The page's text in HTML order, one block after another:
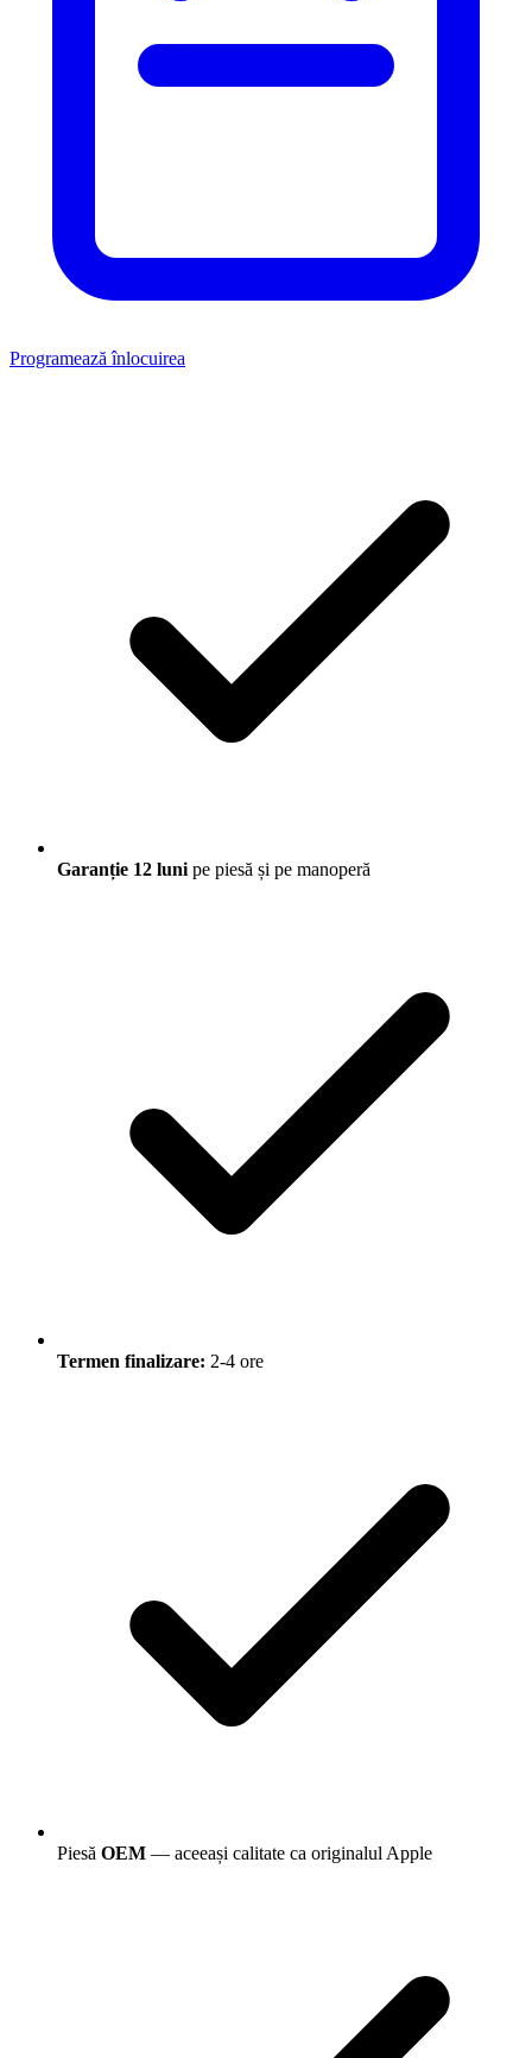
Programează înlocuirea
Garanție 12 luni pe piesă și pe manoperă
Termen finalizare: 2-4 ore
Piesă OEM — aceeași calitate ca originalul Apple